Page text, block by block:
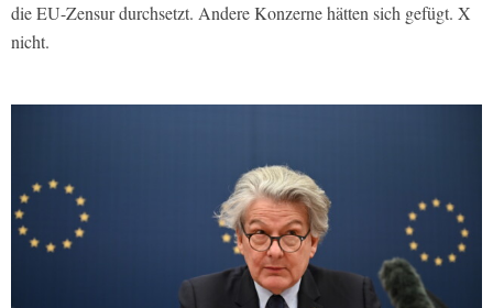
die EU-Zensur durchsetzt. Andere Konzerne hätten sich gefügt. X
nicht.